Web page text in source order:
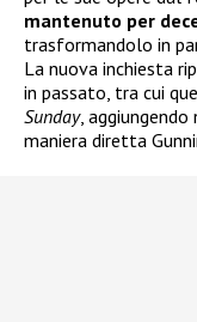
mantenuto per
trasformandolo in
La nuova inchiesta
in passato, tra cui
Sunday,
maniera diretta